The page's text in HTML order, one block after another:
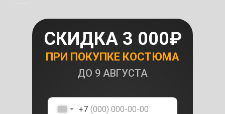
ПРИ ПОКУПКЕ КОСТЮМА
СКИДКА 3 000₽
ДО 9 АВГУСТА
+7